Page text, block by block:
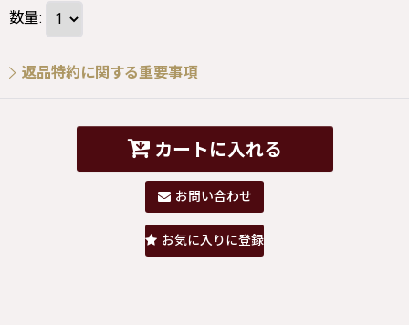
数量:
返品特約に関する重要事項
カートに入れる
お問い合わせ
お気に入りに登録